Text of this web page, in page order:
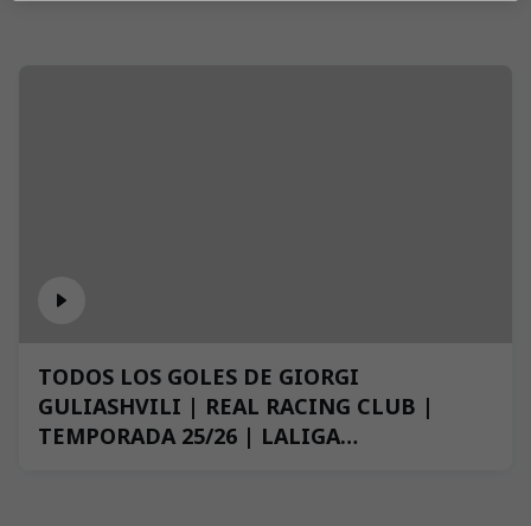
TODOS LOS GOLES DE GIORGI
GULIASHVILI | REAL RACING CLUB |
TEMPORADA 25/26 | LALIGA